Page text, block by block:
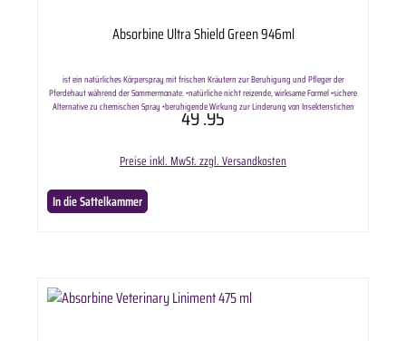
Absorbine Ultra Shield Green 946ml
ist ein natürliches Körperspray mit frischen Kräutern zur Beruhigung und Pfleger der
Pferdehaut während der Sommermonate. •natürliche nicht reizende, wirksame Formel •sichere
Alternative zu chemischen Spray •beruhigende Wirkung zur Linderung von Insektenstichen
49.95
Preise inkl. MwSt. zzgl. Versandkosten
In die Sattelkammer